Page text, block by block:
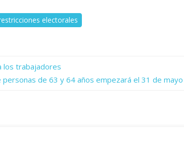
electorales
los trabajadores
personas de 63 y 64 años empezará el 31 de mayo